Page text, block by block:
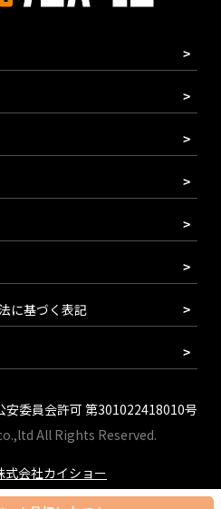
に基づく表記
安委員会許可 第301022418010号
All Rights Reserved.
式会社カイショー